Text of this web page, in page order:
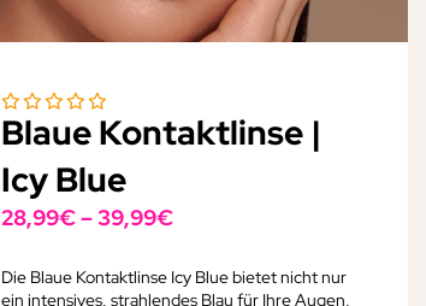
Blaue Kontaktlinse |
Icy Blue
28,99€–39,99€
Die Blaue Kontaktlinse Icy Blue bietet nicht nur
ein intensives, strahlendes Blau für Ihre Augen,